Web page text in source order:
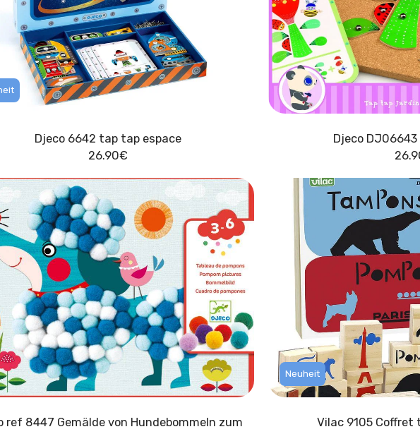
Djeco 6642 tap tap espace
26.90€
Djeco
ref 8447 Gemälde von Hundebommeln zum
Neuheit